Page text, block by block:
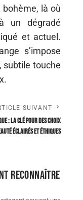
là où
un dégradé
et actuel.
s’impose
subtile touche
SUIVANT
: La clé pour des choix
éclairés et éthiques
reconnaître